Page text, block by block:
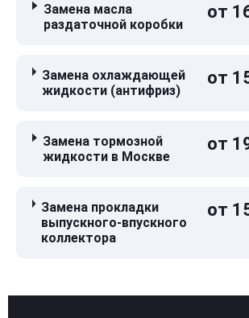
Замена масла
раздаточной коробки
от
Замена охлаждающей
жидкости (антифриз)
от
Замена тормозной
жидкости в Москве
от
Замена прокладки
выпускного-впускного
коллектора
от